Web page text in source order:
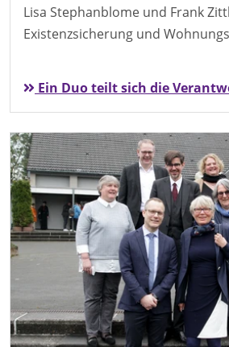
Lisa Stephanblome und Frank
Existenzsicherung und
Ein Duo teilt sich die